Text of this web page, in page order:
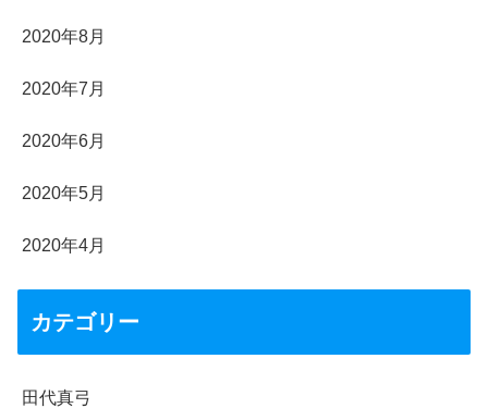
2020年8月
2020年7月
2020年6月
2020年5月
2020年4月
カテゴリー
田代真弓